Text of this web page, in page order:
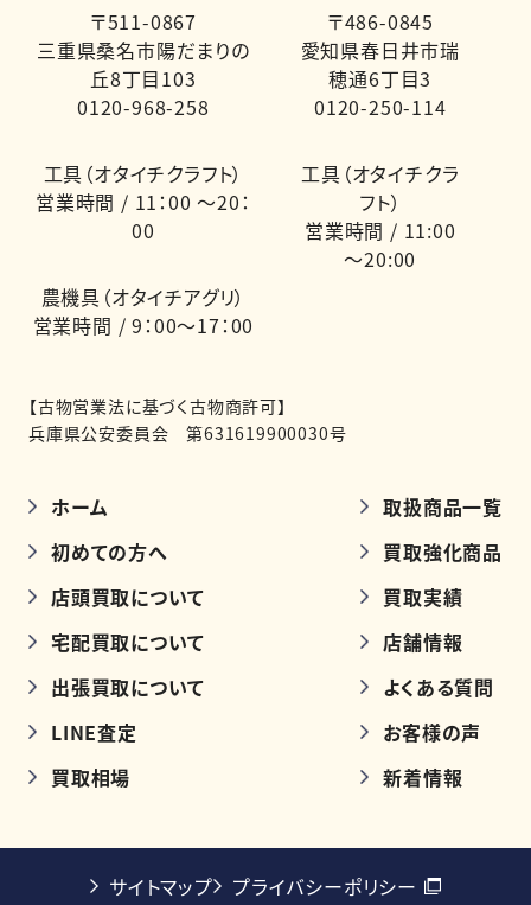
〒511-0867
三重県桑名市陽だまりの
丘8丁目103
0120-968-258
工具（オタイチクラフト）
営業時間 / 11：00 ～20：
00
農機具（オタイチアグリ）
営業時間 / 9：00～17：00
〒486-0845
愛知県春日井市瑞
穂通6丁目3
0120-250-114
工具（オタイチクラ
フト）
営業時間 / 11:00
～20:00
【古物営業法に基づく古物商許可】
兵庫県公安委員会 第631619900030号
ホーム
初めての方へ
店頭買取について
宅配買取について
出張買取について
LINE査定
買取相場
取扱商品一覧
買取強化商品
買取実績
店舗情報
よくある質問
お客様の声
新着情報
サイトマップ プライバシーポリシー